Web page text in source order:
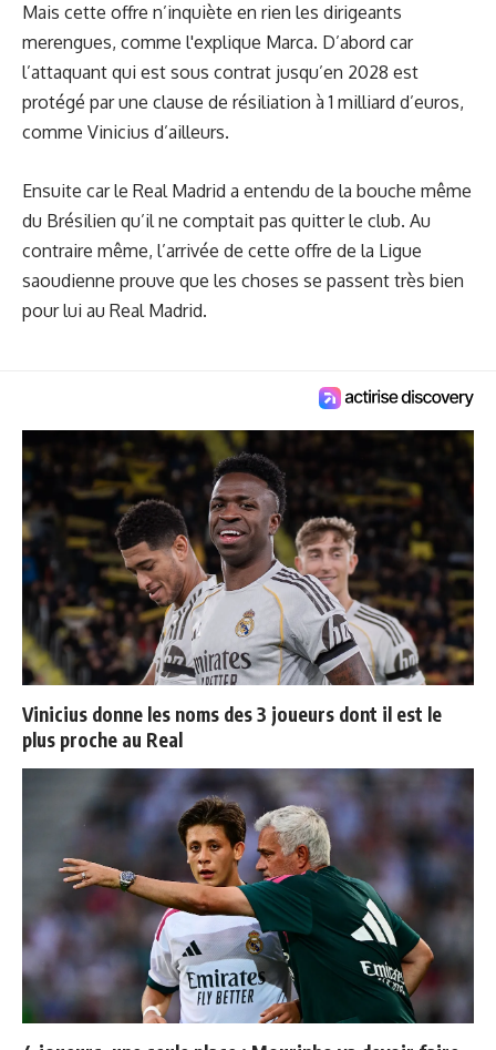
Mais cette offre n’inquiète en rien les dirigeants
merengues, comme l'explique Marca. D’abord car
l’attaquant qui est sous contrat jusqu’en 2028 est
protégé par une clause de résiliation à 1 milliard d’euros,
comme Vinicius d’ailleurs.
Ensuite car le Real Madrid a entendu de la bouche même
du Brésilien qu’il ne comptait pas quitter le club. Au
contraire même, l’arrivée de cette offre de la Ligue
saoudienne prouve que les choses se passent très bien
pour lui au Real Madrid.
Vinicius donne les noms des 3 joueurs dont il est le
plus proche au Real